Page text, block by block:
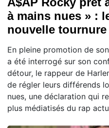
à mains nues » :
nouvelle tournure
En pleine promotion de
a été interrogé sur son
détour, le rappeur de
de régler leurs différends
nues, une déclaration qui
plus médiatisés du rap